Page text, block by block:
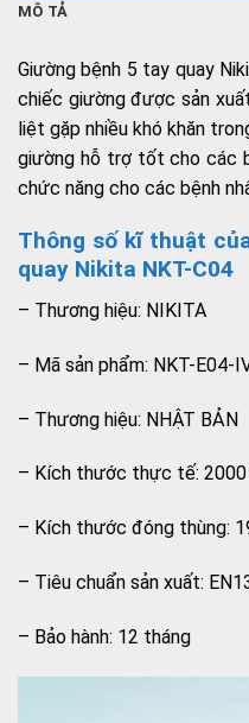
MÔ TẢ
Giường bệnh 5 tay quay
chiếc giường được sản
liệt gặp nhiều khó khăn
giường hỗ trợ tốt cho các
chức năng cho các bệnh
Thông số kĩ thuật
quay Nikita NKT-C04
– Thương hiệu: NIKITA
– Mã sản phẩm: NKT-E04-
– Thương hiệu: NHẬT BẢN
– Kích thước thực tế: 2000
– Kích thước đóng thùng:
– Tiêu chuẩn sản xuất:
– Bảo hành: 12 tháng